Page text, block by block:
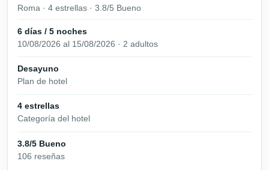
Roma · 4 estrellas · 3.8/5 Bueno
6 días / 5 noches
10/08/2026 al 15/08/2026 · 2 adultos
Desayuno
Plan de hotel
4 estrellas
Categoría del hotel
3.8/5 Bueno
106 reseñas